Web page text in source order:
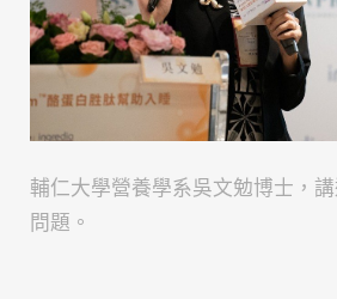
輔仁大學營養學系吳文勉博士，
問題。